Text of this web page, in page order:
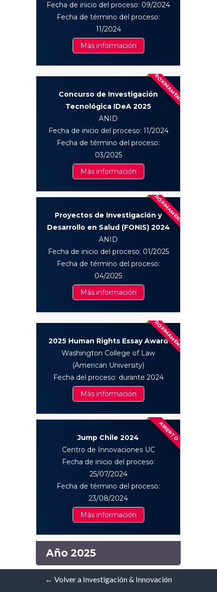
Fecha de inicio del proceso: 09/2024
Fecha de término del proceso:
11/2024
Más información
PRÓXIMAMENTE
Concurso de Investigación
Tecnológica IDeA 2025
ANID
Fecha de inicio del proceso: 11/2024
Fecha de término del proceso:
03/2025
Más información
PRÓXIMAMENTE
Proyectos de Investigación y
Desarrollo en Salud (FONIS) 2024
ANID
Fecha de inicio del proceso: 01/2025
Fecha de término del proceso:
04/2025
Más información
PRÓXIMAMENTE
2025 Human Rights Essay Award
Washington College of Law
(American University)
Fecha del proceso: durante 2024
Más información
ABIERTO
Jump Chile 2024
Centro de Innovaciones UC
Fecha de inicio del proceso:
25/07/2024
Fecha de término del proceso:
23/08/2024
Más información
Año 2025
← Volver a Investigación & Innovación